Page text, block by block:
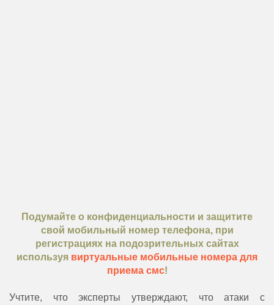
Подумайте о конфиденциальности и защитите
свой мобильный номер телефона, при
регистрациях на подозрительных сайтах
используя виртуальные мобильные номера для
приема смс!
Учтите, что эксперты утверждают, что атаки с